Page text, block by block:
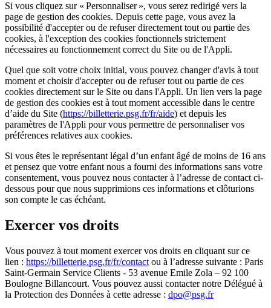
Si vous cliquez sur « Personnaliser », vous serez redirigé vers la
page de gestion des cookies. Depuis cette page, vous avez la
possibilité d'accepter ou de refuser directement tout ou partie des
cookies, à l'exception des cookies fonctionnels strictement
nécessaires au fonctionnement correct du Site ou de l'Appli.
Quel que soit votre choix initial, vous pouvez changer d'avis à tout
moment et choisir d'accepter ou de refuser tout ou partie de ces
cookies directement sur le Site ou dans l'Appli. Un lien vers la page
de gestion des cookies est à tout moment accessible dans le centre
d’aide du Site (https://billetterie.psg.fr/fr/aide) et depuis les
paramètres de l'Appli pour vous permettre de personnaliser vos
préférences relatives aux cookies.
Si vous êtes le représentant légal d’un enfant âgé de moins de 16 ans
et pensez que votre enfant nous a fourni des informations sans votre
consentement, vous pouvez nous contacter à l’adresse de contact ci-
dessous pour que nous supprimions ces informations et clôturions
son compte le cas échéant.
Exercer vos droits
Vous pouvez à tout moment exercer vos droits en cliquant sur ce
lien : https://billetterie.psg.fr/fr/contact ou à l’adresse suivante : Paris
Saint-Germain Service Clients - 53 avenue Emile Zola – 92 100
Boulogne Billancourt. Vous pouvez aussi contacter notre Délégué à
la Protection des Données à cette adresse : dpo@psg.fr